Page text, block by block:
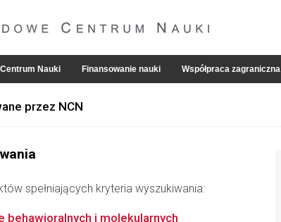
Nauki Finansowanie nauki Współpraca zagraniczna
przez NCN
spełniających kryteria wyszukiwania:
behawioralnych i molekularnych